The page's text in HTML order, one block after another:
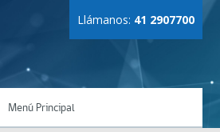
Llámanos: 41 2907700
Menú Principal